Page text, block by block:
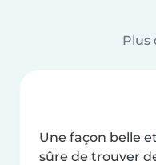
Plus
Une façon belle et
sûre de trouver